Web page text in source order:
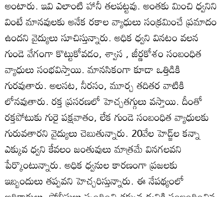
అంటారు. ఇవి ఎలాంటి హానీ తలపట్టవు. అంతకు మించి ధ్వనిని
వింటే మానవులకు అనేక రకాల వ్యాధులు సంక్రమించే ప్రమాదం
ఉందని వైద్యులు సూచిస్తున్నారు. అధిక ధ్వని వినటం వలన
గుండె వేగంగా కొట్టుకోవడం, శ్వాస , జీర్ణకోశం సంబంధిత
వ్యాధులు సంభవిస్తాయి. మానసికంగా కూడా ఒత్తిడికి
గురవుతారు. అలసట, నీరసం, మూర్చ తదితర వాటికి
లోనవుతారు. రక్త ప్రసరణలో హెచ్చతగ్గులు వస్తాయి. దీంతో
రక్తపోటుకు గురై పక్షవాతం, లేక గుండె సంబంధిత వ్యాధులకు
గురువతారని వైద్యులు చెబుతున్నారు. 20వేల హెడ్జ్‌ల కన్నా
ఎక్కువ ధ్వని కేవలం జంతువులు మాత్రమే వినగలవని
పేర్కొంటున్నారు. అధిక ధ్వనుల కారణంగా ప్రజలకు
ఇబ్బందులు తప్పవని హెచ్చరిస్తున్నారు. ఈ నేపథ్యంలో